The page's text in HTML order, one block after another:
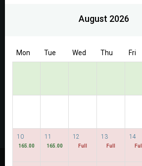
Access/Discount Code
查看我們的最低價格
August 2026
Mon Tue Wed Thu Fri
10
165.00
11
165.00
12
Full
13
Full
14
Full